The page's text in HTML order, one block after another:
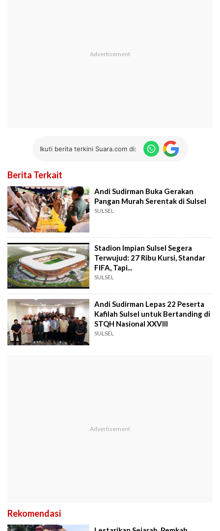
Ikuti berita terkini Suara.com di:
Berita Terkait
Andi Sudirman Buka Gerakan
Pangan Murah Serentak di Sulsel
SULSEL
Stadion Impian Sulsel Segera
Terwujud: 27 Ribu Kursi, Standar
FIFA, Tapi...
SULSEL
Andi Sudirman Lepas 22 Peserta
Kafilah Sulsel untuk Bertanding di
STQH Nasional XXVIII
SULSEL
Rekomendasi